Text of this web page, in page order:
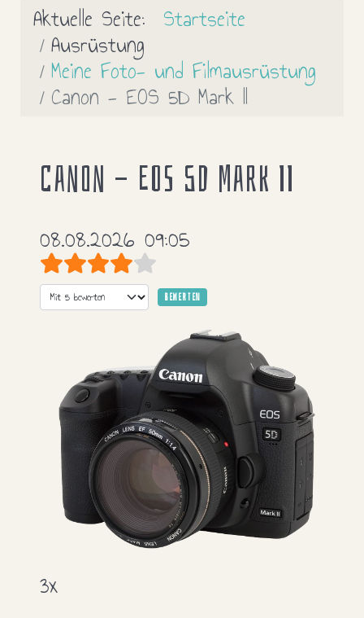
Aktuelle Seite: Startseite
Ausrüstung
Meine Foto- und Filmausrüstung
Canon - EOS 5D Mark II
Canon - EOS 5D Mark II
08.08.2026 09:05
Bewertung:4/
Bitte bewerten
3x